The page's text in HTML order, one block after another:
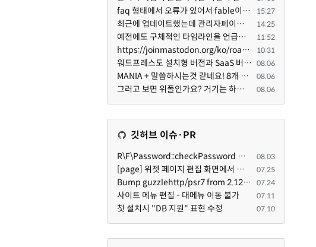
faq 형태에서 오류가 있어서 fable이 수정해 주었습니다. 참고하세요. 증상 FAQ형 목록에서 항목을 펼치면 ... 15:27
최근에 업데이트했는데 관리자페이지가 많이 달라졌네요 여기서 모듈 설치하려고 하니 php 8.4.14버전이라 8... 14:25
예전에도 구체적인 타임라인을 언급했다가 지키지 못한 것에 죄송한 마음이 있다 보니 (코어 개발/운영 자체... 11:52
https://joinmastodon.org/ko/roadmap 로드맵 이야기가 나온김에 적자면 공홈에 대략적인 로드맵이 공개되어... 10:31
워드프레스도 설치형 버전과 SaaS 버전(워드프레스닷컴)은 다른 점이 많습니다. SaaS로 제공한다면 GPL 라이... 08.06
MANIA + 말씀하시는것 같네요! 8개 정도의 커뮤니티가 저 MANIA+ 기반으로 구축된거로 알고 있습니다. SaaS ... 08.06
그러고 보면 위폴인가요? 거기는 하단바를 보니까 커뮤니티 빌딩 SaaS 솔루션을 사용하고 있는거 같더라고요... 08.06
깃허브 이슈·PR
R\F\Password::checkPassword 함수 해시 알고리즘을 암시적으로 호출하는 경우 Argon2id 해시 비교 실패 08.03
[page] 위젯 페이지 편집 화면에서 위젯이 Context의 module_info를 덮어쓰면 저장이 ERR_ACT_IS_NOT_STANDALONE으로 실패 07.25
Bump guzzlehttp/psr7 from 2.12.1 to 2.12.3 in /common 07.24
사이트 메뉴 편집 - 대메뉴 이동 불가 07.11
첫 설치시 "DB 지원" 표현 수정 07.10